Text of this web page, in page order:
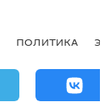
ПОЛИТИКА